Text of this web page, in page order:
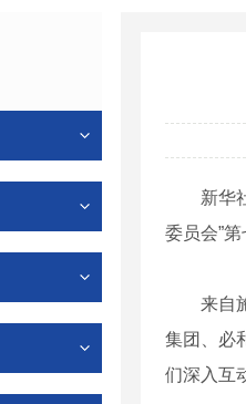
新华
委员会”
来自
集团、必
们深入互